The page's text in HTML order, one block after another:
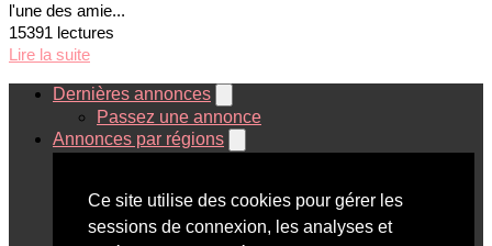
Ce site utilise des cookies pour gérer les
sessions de connexion, les analyses et
l'une des amie...
15391 lectures
Lire la suite
Dernières annonces
Passez une annonce
Annonces par régions
Dom Tom
Pays Francophones